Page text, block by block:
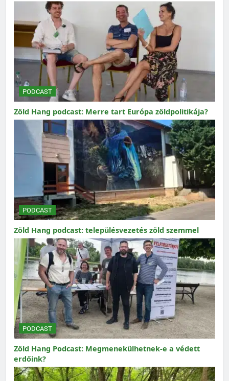
PODCAST
Zöld Hang podcast: Merre tart Európa zöldpolitikája?
PODCAST
Zöld Hang podcast: településvezetés zöld szemmel
PODCAST
Zöld Hang Podcast: Megmenekülhetnek-e a védett
erdőink?